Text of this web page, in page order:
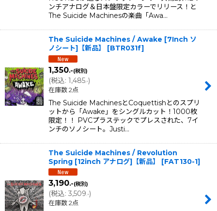
ンチアナログ＆日本盤限定カラーでリリース！と
The Suicide Machinesの楽曲「Awa…
The Suicide Machines / Awake [7Inch ソ
ノシート]【新品】
[BTR031f]
1,350.-(税別)
(税込: 1,485.-)
在庫数 2点
The Suicide MachinesとCoquettishとのスプリ
ットから「Awake」をシングルカット！1000枚
限定！！ PVCプラステックでプレスされた、7イ
ンチのソノシート。Justi…
The Suicide Machines / Revolution
Spring [12inch アナログ]【新品】
[FAT130-1]
3,190.-(税別)
(税込: 3,509.-)
在庫数 2点